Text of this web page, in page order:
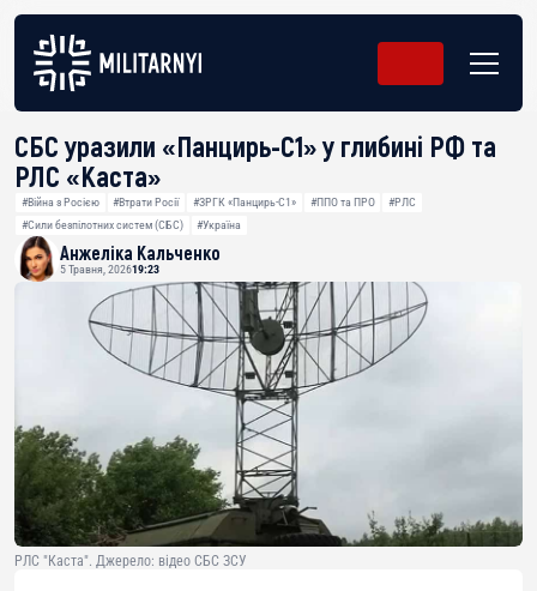
СБС уразили «Панцирь-С1» у глибині РФ та
РЛС «Каста»
#Війна з Росією #Втрати Росії #ЗРГК «Панцирь-С1» #ППО та ПРО
#РЛС
#Сили безпілотних систем (СБС)
#Україна
Анжеліка Кальченко
5 Травня, 202619:23
РЛС "Каста". Джерело: відео СБС ЗСУ